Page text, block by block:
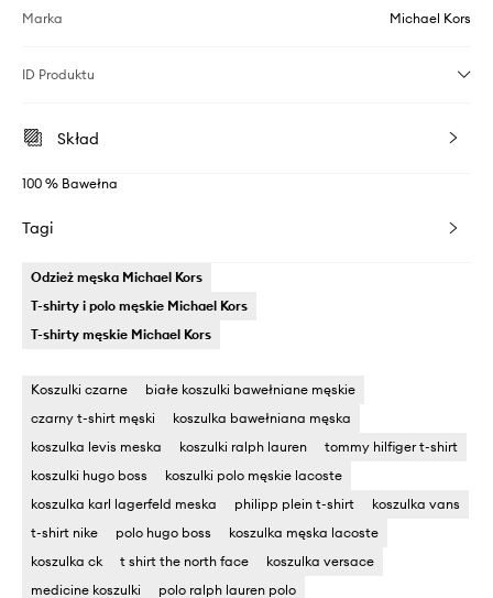
Marka Michael Kors
ID Produktu
Skład
100 % Bawełna
Tagi
Odzież męska Michael Kors
T-shirty i polo męskie Michael Kors
T-shirty męskie Michael Kors
Koszulki czarne
białe koszulki bawełniane męskie
czarny t-shirt męski
koszulka bawełniana męska
koszulka levis meska
koszulki ralph lauren
tommy hilfiger t-shirt
koszulki hugo boss
koszulki polo męskie lacoste
koszulka karl lagerfeld meska
philipp plein t-shirt
koszulka vans
t-shirt nike
polo hugo boss
koszulka męska lacoste
koszulka ck
t shirt the north face
koszulka versace
medicine koszulki
polo ralph lauren polo